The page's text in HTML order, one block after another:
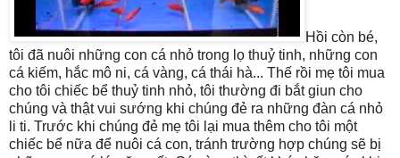
Hồi còn bé,
tôi đã nuôi những con cá nhỏ trong lọ thuỷ tinh, những con
cá kiếm, hắc mô ni, cá vàng, cá thái hà... Thế rồi mẹ tôi mua
cho tôi chiếc bể thuỷ tinh nhỏ, tôi thường đi bắt giun cho
chúng và thật vui sướng khi chúng đẻ ra những đàn cá nhỏ
li ti. Trước khi chúng đẻ mẹ tôi lại mua thêm cho tôi một
chiếc bể nữa để nuôi cá con, tránh trường hợp chúng sẽ bị